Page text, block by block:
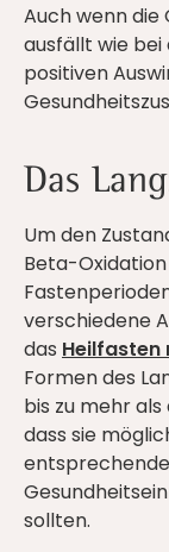
Auch wenn
ausfällt wie
positiven
Das
Um den
Beta-
verschiedene
das Heilfasten
Formen des
bis zu mehr
dass sie
sollten.